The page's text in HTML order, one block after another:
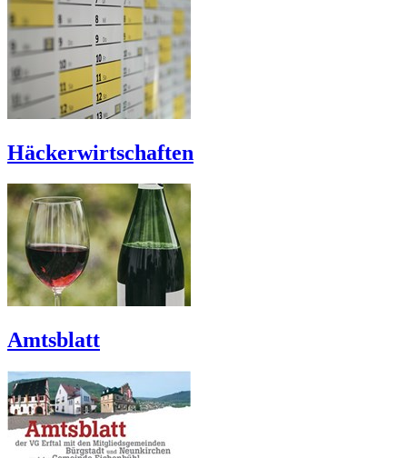
Häckerwirtschaften
Amtsblatt